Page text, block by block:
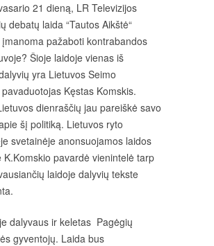
21 dieną, LR Televizijos
debatų laida “Tautos Aikštė“
pažaboti kontrabandos
Šioje laidoje vienas iš
yra Lietuvos Seimo
Kęstas Komskis.
dienraščių jau pareiškė savo
šį politiką. Lietuvos ryto
svetainėje anonsuojamos laidos
K.Komskio pavardė vienintelė tarp
laidoje dalyvių tekste
dalyvaus ir keletas Pagėgių
gyventojų. Laida bus